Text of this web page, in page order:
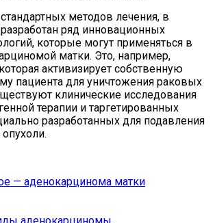
методов лечения, в
ряд инновационных
которые могут применяться в
матки. Это, например,
активизирует собственную
пациента для уничтожения раковых
клинические исследования
терапии и таргетированных
разработанных для подавления
— аденокарцинома матки